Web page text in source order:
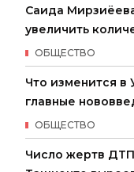
Саида
увеличить
ОБЩЕСТВО
Что изменится в
главные
ОБЩЕСТВО
Число жертв